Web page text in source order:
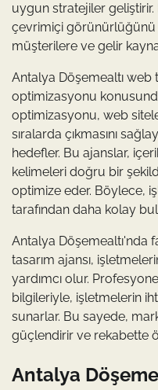
uygun stratejiler
çevrimiçi görünürlüğünü
müşterilere ve gelir
Antalya Döşemealtı web
optimizasyonu
optimizasyonu, web
sıralarda çıkmasını
hedefler. Bu ajanslar,
kelimeleri doğru bir
optimize eder. Böylece,
tarafından daha kolay
Antalya Döşemealtı'nda
tasarım ajansı,
yardımcı olur.
bilgileriyle, işletmelerin
sunarlar. Bu sayede,
güçlendirir ve rekabette
Antalya